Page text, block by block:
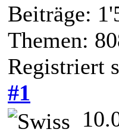
Beiträge:
Themen:
Registriert
#1